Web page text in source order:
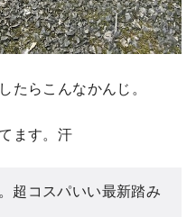
たらこんなかんじ。
ます。汗
超コスパいい最新踏み